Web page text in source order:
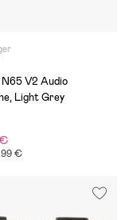
V2 Audio
Light Grey
€